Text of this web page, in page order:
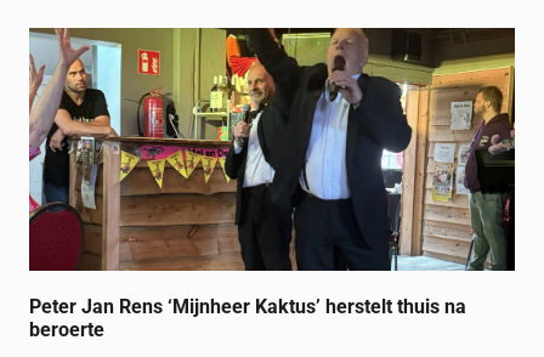
Peter Jan Rens ‘Mijnheer Kaktus’ herstelt thuis na
beroerte